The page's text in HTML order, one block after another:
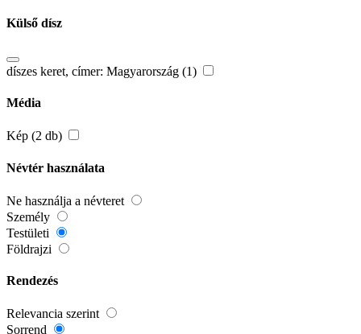
Külső dísz
díszes keret, címer: Magyarország (1)
Média
Kép (2 db)
Névtér használata
Ne használja a névteret
Személy
Testületi
Földrajzi
Rendezés
Relevancia szerint
Sorrend